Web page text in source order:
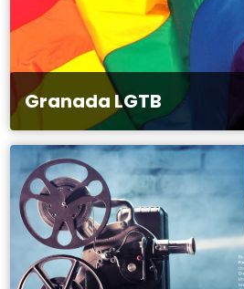
Granada LGTB